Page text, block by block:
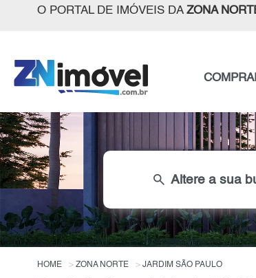
O PORTAL DE IMÓVEIS DA ZONA
search Altere a sua
HOME ZONA NORTE JARDIM SÃO PAULO